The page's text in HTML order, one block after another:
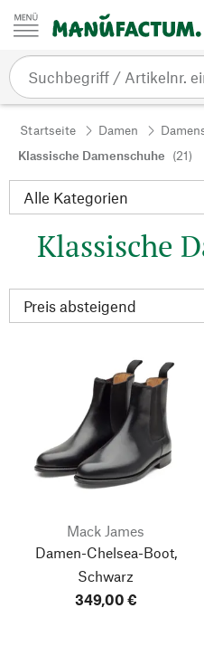
Zum Inhalt springen
Startseite Damen
Klassische Damenschuhe (21)
Klassische
Mack James
Damen-Chelsea-Boot,
Schwarz
349,00 €